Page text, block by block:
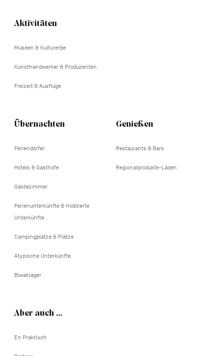
Navigation
Aktivitäten
Museen & Kulturerbe
Kunsthandwerker & Produzenten
Freizeit & Ausflüge
Übernachten
Feriendörfer
Hotels & Gasthöfe
Gästezimmer
Ferienunterkünfte & möblierte
Unterkünfte
Campingplätze & Plätze
Atypische Unterkünfte
Biwaklager
Genießen
Restaurants & Bars
Regionalprodukte-Läden
Aber auch …
En Praktisch